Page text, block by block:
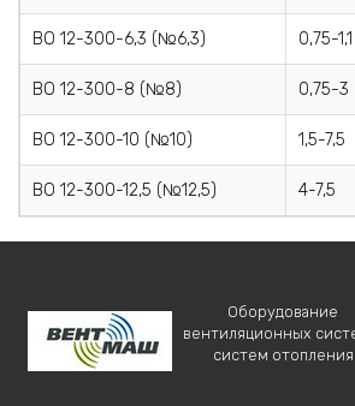
ВО 12-300-6,3 (№6,3) 0,75-1,1
ВО 12-300-8 (№8) 0,75-3
ВО 12-300-10 (№10) 1,5-7,5
ВО 12-300-12,5 (№12,5) 4-7,5
Оборудование
вентиляционных
систем отопления